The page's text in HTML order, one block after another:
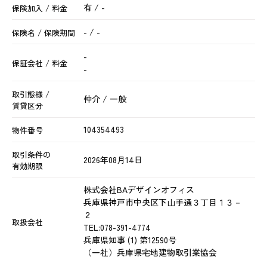
保険加入 / 料金 有 / -
保険名 / 保険期間 - / -
保証会社 / 料金
-
-
取引態様 /
賃貸区分
仲介 / 一般
物件番号 104354493
取引条件の
有効期限
2026年08月14日
取扱会社
株式会社BAデザインオフィス
兵庫県神戸市中央区下山手通３丁目１３－
２
TEL:078-391-4774
兵庫県知事 (1) 第12590号
（一社）兵庫県宅地建物取引業協会